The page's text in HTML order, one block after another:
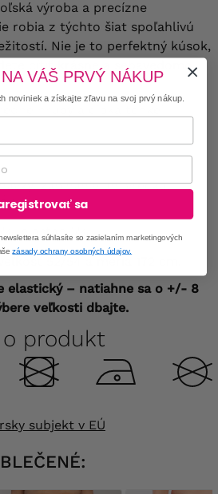
výroba a precízne
robia z týchto šiat spoľahlivú
Nie je to perfektný kúsok,
cítiť krásne a sebavedomo
hrubý a čipka tenkej
zapínanie ani vrecká.
elastan 5%.
52/54 a meria 172 cm.
elastický – natiahne sa o +/- 8
veľkosti dbajte.
produkt
subjekt v EÚ
VÁŠ PRVÝ NÁKUP
noviniek a získajte zľavu na svoj prvý nákup.
sa
súhlasíte so zasielaním marketingových
zásady ochrany osobných údajov.